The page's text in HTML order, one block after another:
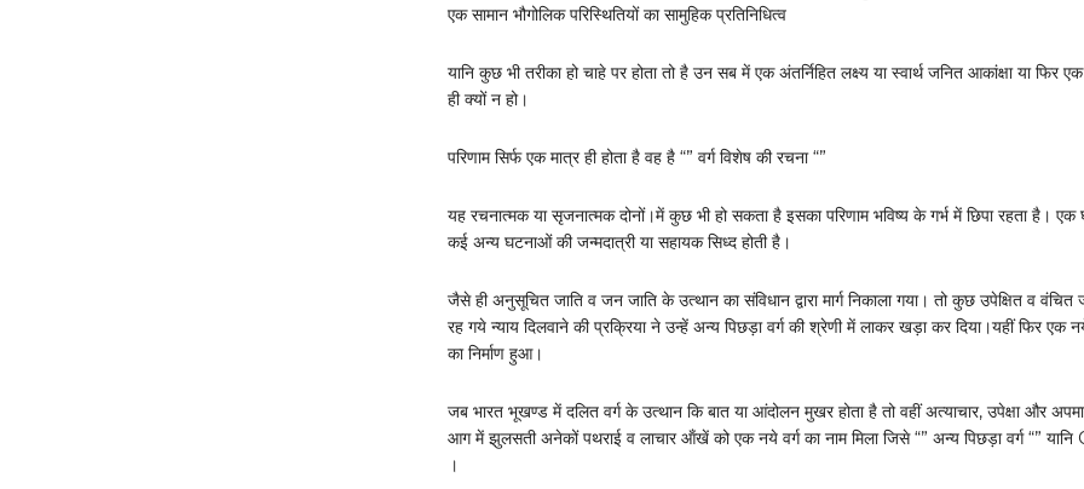
एक सामान भौगोलिक परिस्थितियों का सामुहिक प्रतिनिधित्व
यानि कुछ भी तरीका हो चाहे पर होता तो है उन सब में एक अंतर्निहित लक्ष्य या स्वार्थ जनित आकांक्षा या फिर
ही क्यों न हो।
परिणाम सिर्फ एक मात्र ही होता है वह है “” वर्ग विशेष की रचना “”
यह रचनात्मक या सृजनात्मक दोनों।में कुछ भी हो सकता है इसका परिणाम भविष्य के गर्भ में छिपा रहता है। एक
कई अन्य घटनाओं की जन्मदात्री या सहायक सिध्द होती है।
जैसे ही अनुसूचित जाति व जन जाति के उत्थान का संविधान द्वारा मार्ग निकाला गया। तो कुछ उपेक्षित व वंचित
रह गये न्याय दिलवाने की प्रक्रिया ने उन्हें अन्य पिछड़ा वर्ग की श्रेणी में लाकर खड़ा कर दिया।यहीं फिर एक
का निर्माण हुआ।
जब भारत भूखण्ड में दलित वर्ग के उत्थान कि बात या आंदोलन मुखर होता है तो वहीं अत्याचार, उपेक्षा और
आग में झुलसती अनेकों पथराई व लाचार ऑंखें को एक नये वर्ग का नाम मिला जिसे “” अन्य पिछड़ा वर्ग “”
।